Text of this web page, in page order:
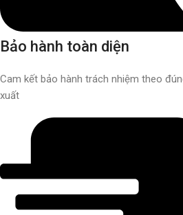
Bảo hành toàn diện
Cam kết bảo hành trách nhiệm theo
xuất